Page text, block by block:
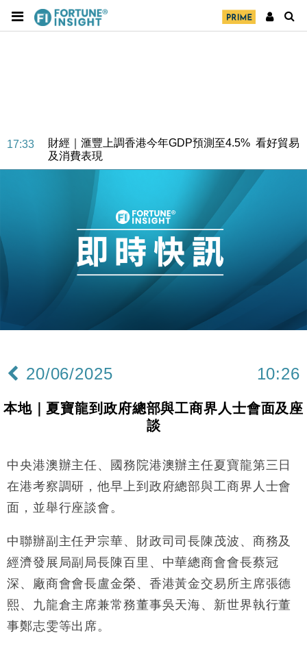
17:33
財經｜滙豐上調香港今年GDP預測至4.5% 看好貿易
及消費表現
本地｜假冒內地執法人員要求交「保證金」 43歲女子
損失近6900萬元
財經｜日經失守6.5萬點後回穩 全周仍升近2%
財經｜恒隆10月換帥 玩具「反」斗城亞洲CEO蔡德
15:11
財經｜韓股反覆波動收跌 連挫7周創逾3年最長跌勢
財經｜內地7月美元計價出口增近24%勝預期 貿易順
11:12
國際｜特朗普料美伊戰事快結束 承認部分彈藥庫存緊
15:59
財經｜SA售股自救後再出手 斥4億美元押注未上市公
47仙
17:33
財經｜滙豐上調香港今年GDP預測至4.5% 看好貿易
16:05
15:47
財經｜恒隆10月換帥 玩具「反」斗城亞洲CEO蔡德
粦接任
15:11
財經｜韓股反覆波動收跌 連挫7周創逾3年最長跌勢
20/06/2025 10:26
本地｜夏寶龍到政府總部與工商界人士會面及座
談
中央港澳辦主任、國務院港澳辦主任夏寶龍第三日
在港考察調研，他早上到政府總部與工商界人士會
面，並舉行座談會。
中聯辦副主任尹宗華、財政司司長陳茂波、商務及
經濟發展局副局長陳百里、中華總商會會長蔡冠
深、廠商會會長盧金榮、香港黃金交易所主席張德
熙、九龍倉主席兼常務董事吳天海、新世界執行董
事鄭志雯等出席。